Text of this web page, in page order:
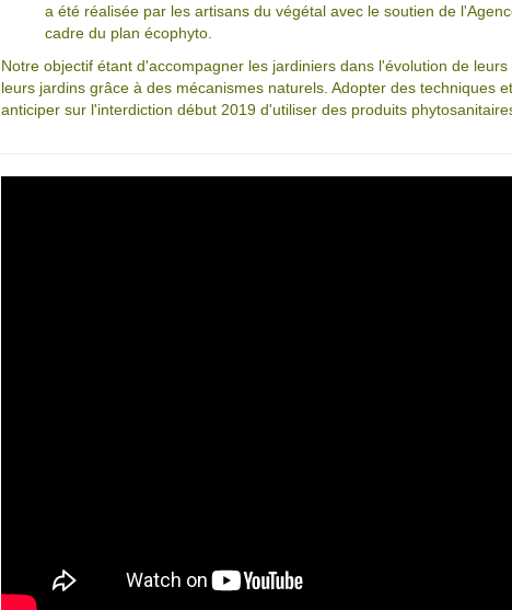
a été réalisée par les artisans du végétal avec le soutien de
cadre du plan écophyto.
Notre objectif étant d'accompagner les jardiniers dans l'évolution de
leurs jardins grâce à des mécanismes naturels. Adopter des techniques
anticiper sur l'interdiction début 2019 d'utiliser des produits